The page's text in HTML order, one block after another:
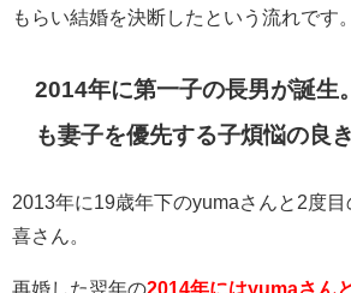
もらい結婚を決断したという流れです。
2014年に第一子の長男が誕生
も妻子を優先する子煩悩の良
2013年に19歳年下のyumaさんと2度
喜さん。
再婚した翌年の2014年にはyumaさん